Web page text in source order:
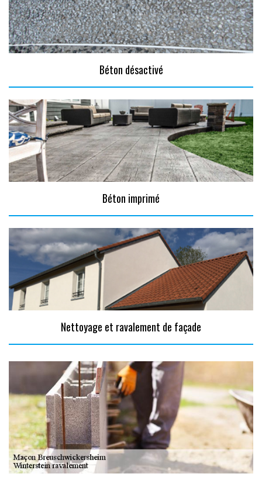
Béton désactivé
Béton imprimé
Nettoyage et ravalement de façade